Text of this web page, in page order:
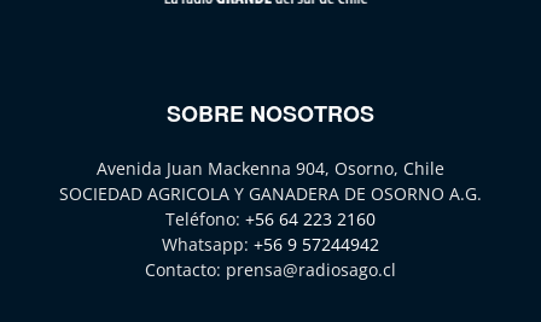
SOBRE NOSOTROS
Avenida Juan Mackenna 904, Osorno, Chile
SOCIEDAD AGRICOLA Y GANADERA DE OSORNO A.G.
Teléfono: +56 64 223 2160
Whatsapp: +56 9 57244942
Contacto: prensa@radiosago.cl